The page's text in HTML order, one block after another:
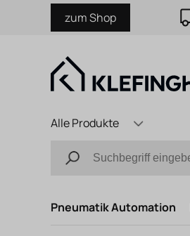
zum Shop
Alle Produkte
Pneumatik Automation